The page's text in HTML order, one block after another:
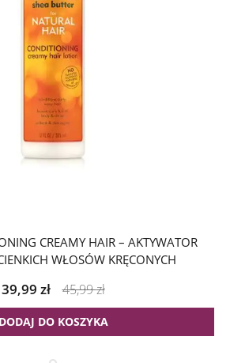
CREAMY HAIR – AKTYWATOR
WŁOSÓW KRĘCONYCH
39,99 zł 45,99zł
DODAJ DO KOSZYKA